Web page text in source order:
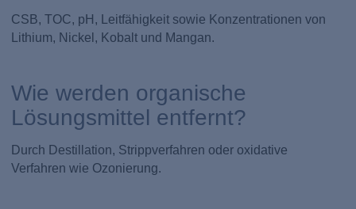
CSB, TOC, pH, Leitfähigkeit sowie Konzentrationen von
Lithium, Nickel, Kobalt und Mangan.
Wie werden organische
Lösungsmittel entfernt?
Durch Destillation, Strippverfahren oder oxidative
Verfahren wie Ozonierung.